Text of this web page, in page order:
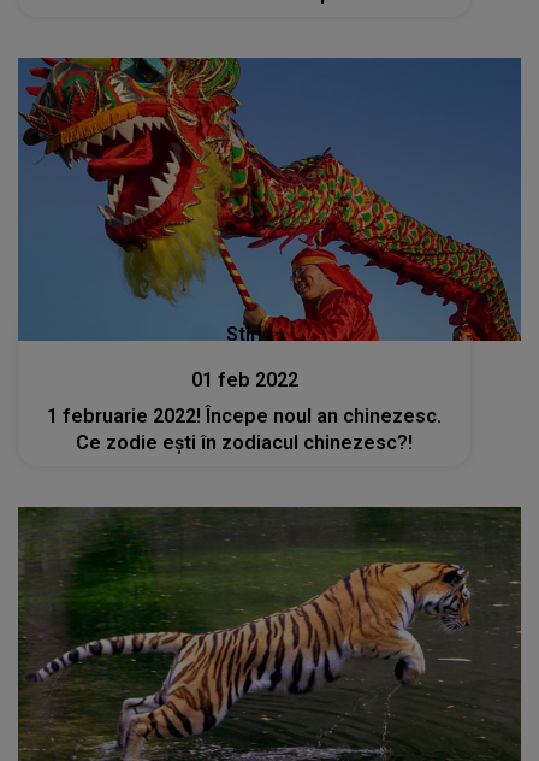
Stiri
01 feb 2022
1 februarie 2022! Începe noul an chinezesc.
Ce zodie ești în zodiacul chinezesc?!